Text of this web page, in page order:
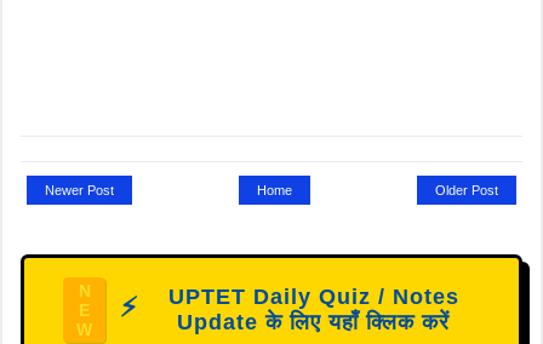
Newer Post Older Post
Home
N
E
W
⚡
UPTET Daily Quiz / Notes
Update के लिए यहाँ क्लिक करें